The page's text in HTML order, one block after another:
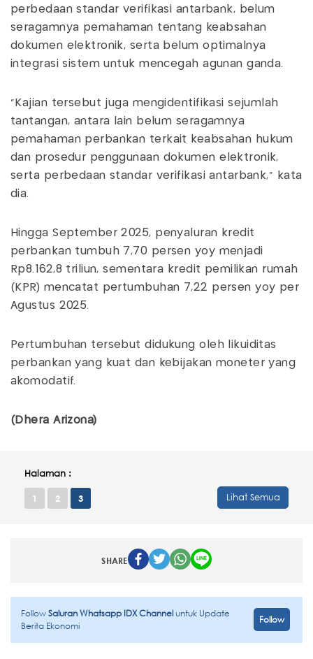
perbedaan standar verifikasi antarbank, belum
seragamnya pemahaman tentang keabsahan
dokumen elektronik, serta belum optimalnya
integrasi sistem untuk mencegah agunan ganda.
"Kajian tersebut juga mengidentifikasi sejumlah
tantangan, antara lain belum seragamnya
pemahaman perbankan terkait keabsahan hukum
dan prosedur penggunaan dokumen elektronik,
serta perbedaan standar verifikasi antarbank," kata
dia.
Hingga September 2025, penyaluran kredit
perbankan tumbuh 7,70 persen yoy menjadi
Rp8.162,8 triliun, sementara kredit pemilikan rumah
(KPR) mencatat pertumbuhan 7,22 persen yoy per
Agustus 2025.
Pertumbuhan tersebut didukung oleh likuiditas
perbankan yang kuat dan kebijakan moneter yang
akomodatif.
(Dhera Arizona)
Halaman :
1 2 3 Lihat Semua
SHARE
FollowSaluran Whatsapp IDX Channeluntuk Update
Berita Ekonomi
Follow